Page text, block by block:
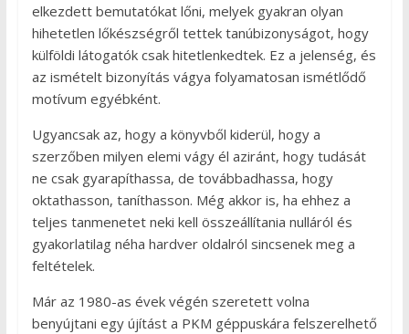
elkezdett bemutatókat lőni, melyek gyakran olyan
hihetetlen lőkészségről tettek tanúbizonyságot, hogy
külföldi látogatók csak hitetlenkedtek. Ez a jelenség, és
az ismételt bizonyítás vágya folyamatosan ismétlődő
motívum egyébként.
Ugyancsak az, hogy a könyvből kiderül, hogy a
szerzőben milyen elemi vágy él aziránt, hogy tudását
ne csak gyarapíthassa, de továbbadhassa, hogy
oktathasson, taníthasson. Még akkor is, ha ehhez a
teljes tanmenetet neki kell összeállítania nulláról és
gyakorlatilag néha hardver oldalról sincsenek meg a
feltételek.
Már az 1980-as évek végén szeretett volna
benyújtani egy újítást a PKM géppuskára felszerelhető